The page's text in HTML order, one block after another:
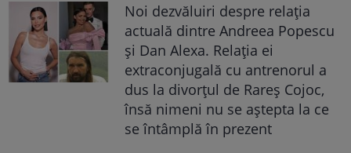
Noi dezvăluiri despre relația
actuală dintre Andreea Popescu
și Dan Alexa. Relația ei
extraconjugală cu antrenorul a
dus la divorțul de Rareș Cojoc,
însă nimeni nu se aștepta la ce
se întâmplă în prezent